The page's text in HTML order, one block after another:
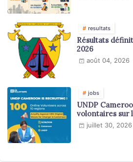
resultats
Résultats
2026
août 04, 2026
jobs
UNDP
volontaires sur
national
juillet 30, 2026